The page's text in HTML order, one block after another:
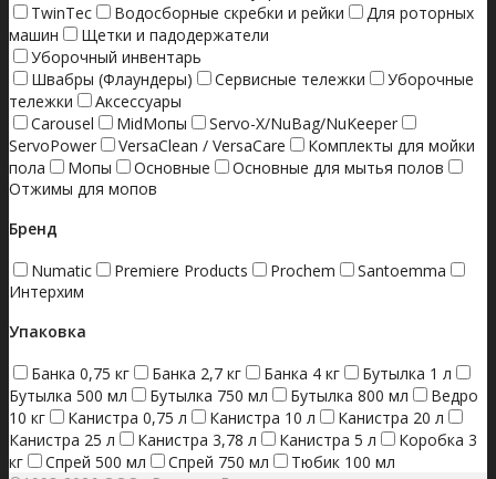
TwinTec
Водосборные скребки и рейки
Для роторных
машин
Щетки и падодержатели
Уборочный инвентарь
Швабры (Флаундеры)
Сервисные тележки
Уборочные
тележки
Аксессуары
Carousel
MidМопы
Servo-X/NuBag/NuKeeper
ServoPower
VersaClean / VersaCare
Комплекты для мойки
пола
Мопы Основные
Основные для мытья полов
Отжимы для мопов
Бренд
Numatic
Premiere Products Prochem
Santoemma
Интерхим
Упаковка
Банка 0,75 кг
Банка 2,7 кг Банка 4 кг
Бутылка 1 л
Бутылка 500 мл
Бутылка 750 мл Бутылка 800 мл
Ведро
10 кг
Канистра 0,75 л Канистра 10 л
Канистра 20 л
Канистра 25 л
Канистра 3,78 л Канистра 5 л
Коробка 3
кг
Спрей 500 мл Спрей 750 мл
Тюбик 100 мл